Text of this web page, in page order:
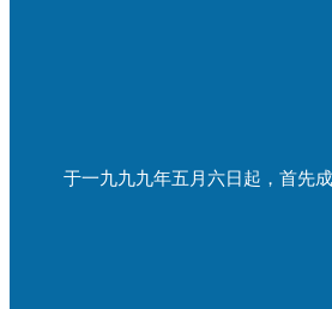
于一九九九年五月六日起，首先